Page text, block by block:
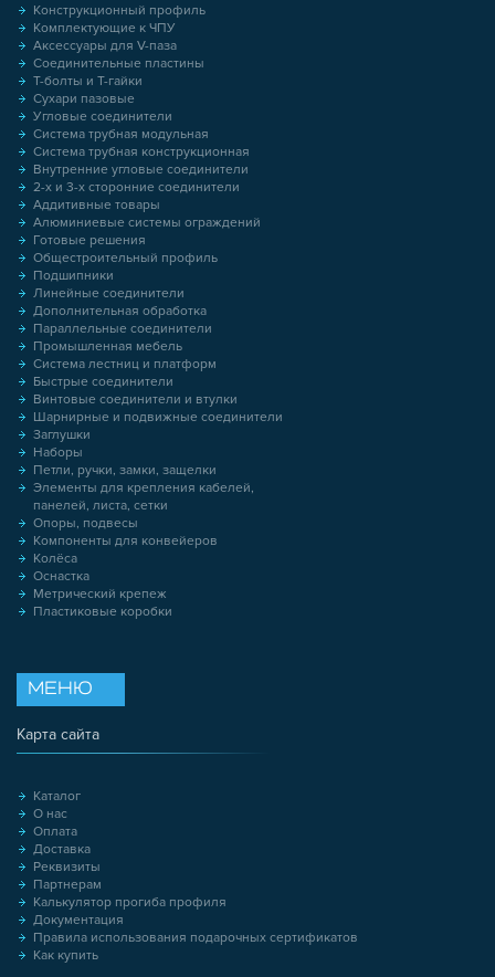
Конструкционный профиль
Комплектующие к ЧПУ
Аксессуары для V-паза
Соединительные пластины
Т-болты и Т-гайки
Сухари пазовые
Угловые соединители
Система трубная модульная
Система трубная конструкционная
Внутренние угловые соединители
2-х и 3-х сторонние соединители
Аддитивные товары
Алюминиевые системы ограждений
Готовые решения
Общестроительный профиль
Подшипники
Линейные соединители
Дополнительная обработка
Параллельные соединители
Промышленная мебель
Система лестниц и платформ
Быстрые соединители
Винтовые соединители и втулки
Шарнирные и подвижные соединители
Заглушки
Наборы
Петли, ручки, замки, защелки
Элементы для крепления кабелей,
панелей, листа, сетки
Опоры, подвесы
Компоненты для конвейеров
Колёса
Оснастка
Метрический крепеж
Пластиковые коробки
МЕНЮ
Карта сайта
Каталог
О нас
Оплата
Доставка
Реквизиты
Партнерам
Калькулятор прогиба профиля
Документация
Правила использования подарочных сертификатов
Как купить